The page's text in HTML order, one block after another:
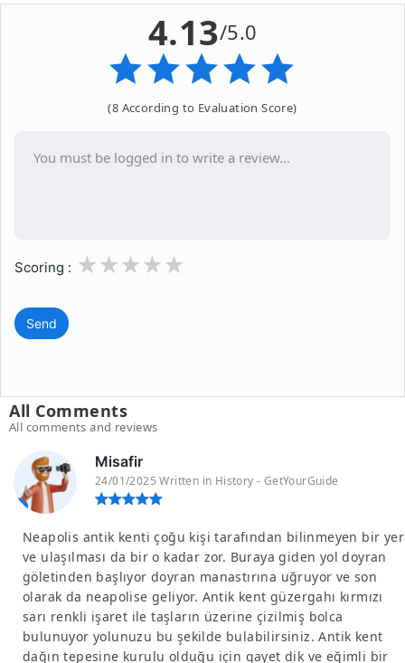
4.13/5.0
(8 According to Evaluation Score)
Scoring : 3
2
1
Send
All Comments
All comments and reviews
Misafir
24/01/2025 Written in History - GetYourGuide
Neapolis antik kenti çoğu kişi tarafından bilinmeyen bir yer
ve ulaşılması da bir o kadar zor. Buraya giden yol doyran
göletinden başlıyor doyran manastırına uğruyor ve son
olarak da neapolise geliyor. Antik kent güzergahı kırmızı
sarı renkli işaret ile taşların üzerine çizilmiş bolca
bulunuyor yolunuzu bu şekilde bulabilirsiniz. Antik kent
dağın tepesine kurulu olduğu için gayet dik ve eğimli bir